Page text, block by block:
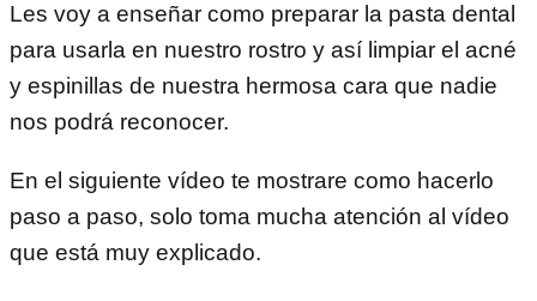
Les voy a enseñar como preparar la pasta dental
para usarla en nuestro rostro y así limpiar el acné
y espinillas de nuestra hermosa cara que nadie
nos podrá reconocer.
En el siguiente vídeo te mostrare como hacerlo
paso a paso, solo toma mucha atención al vídeo
que está muy explicado.